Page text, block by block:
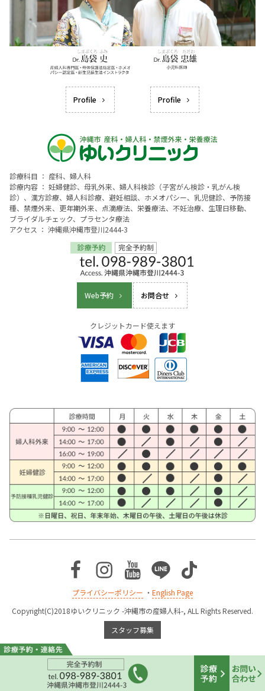
Profile Profile
診療科目 ： 産科、婦人科
診療内容 ： 妊婦健診、母乳外来、婦人科検診（子宮がん検診・乳がん検
診）、漢方診療、婦人科診療、避妊相談、ホメオパシー、乳児健診、予防接
種、禁煙外来、更年期外来、点滴療法、栄養療法、不妊治療、生理日移動、
ブライダルチェック、プラセンタ療法
アクセス ： 沖縄県沖縄市登川2444-3
Web予約 お問合せ
クレジットカード使えます
Facebook
Instagram
Youtube
LineTikTok
プライバシーポリシー ・ English Page
Copyright(C)2018ゆいクリニック -沖縄市の産婦人科-, ALL Rights Reserved.
スタッフ募集